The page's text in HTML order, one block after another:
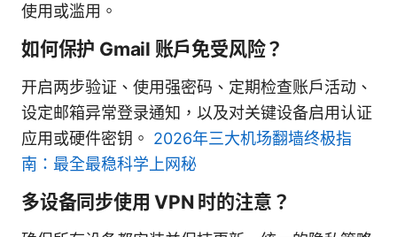
使用或滥用。
如何保护 Gmail 账户免受风险？
开启两步验证、使用强密码、定期检查账户活动、
设定邮箱异常登录通知，以及对关键设备启用认证
应用或硬件密钥。 2026年三大机场翻墙终极指
南：最全最稳科学上网秘
多设备同步使用 VPN 时的注意？